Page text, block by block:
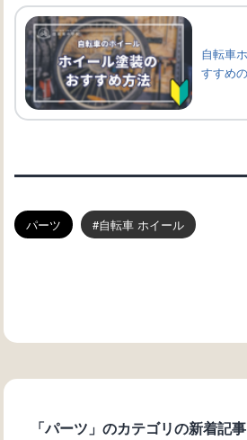
自転車
すすめ
パーツ 自転車 ホイール
「パーツ」のカテゴリの新着記事